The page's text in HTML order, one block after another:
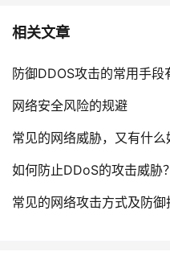
相关文章
防御DDOS攻击的常用手段
网络安全风险的规避
常见的网络威胁，又有什么
如何防止DDoS的攻击威胁？
常见的网络攻击方式及防